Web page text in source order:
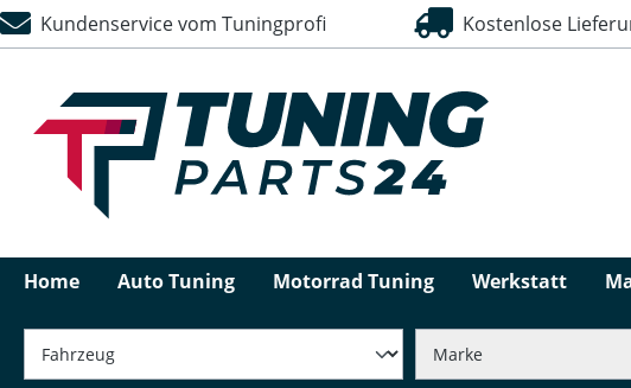
Zur Hauptnavigation springen
Kundenservice vom Tuningprofi Kostenlose
Home Auto Tuning Motorrad Tuning Werkstatt